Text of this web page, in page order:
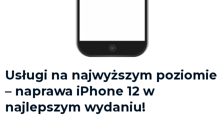
Usługi na najwyższym poziomie
– naprawa iPhone 12 w
najlepszym wydaniu!